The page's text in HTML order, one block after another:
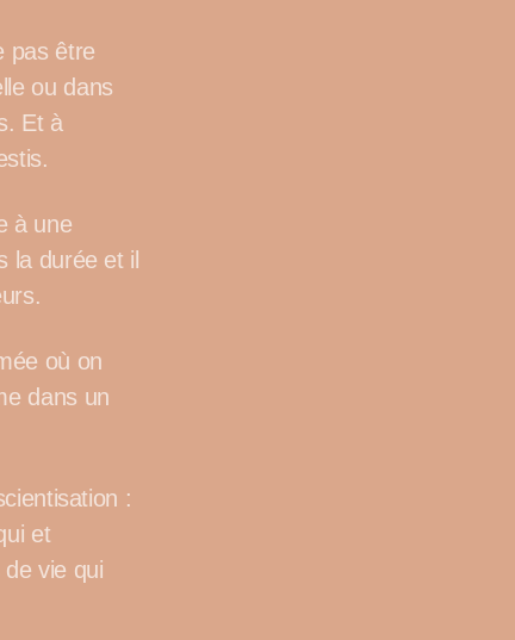
pas être
ou dans
Et à
à une
la durée et il
où on
dans un
:
et
vie qui